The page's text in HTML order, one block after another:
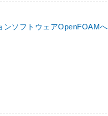
ンソフトウェアOpenFOAMへ